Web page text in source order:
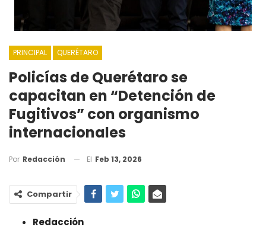
PRINCIPAL QUERÉTARO
Policías de Querétaro se
capacitan en “Detención de
Fugitivos” con organismo
internacionales
Por Redacción El Feb 13, 2026
Compartir
Redacción